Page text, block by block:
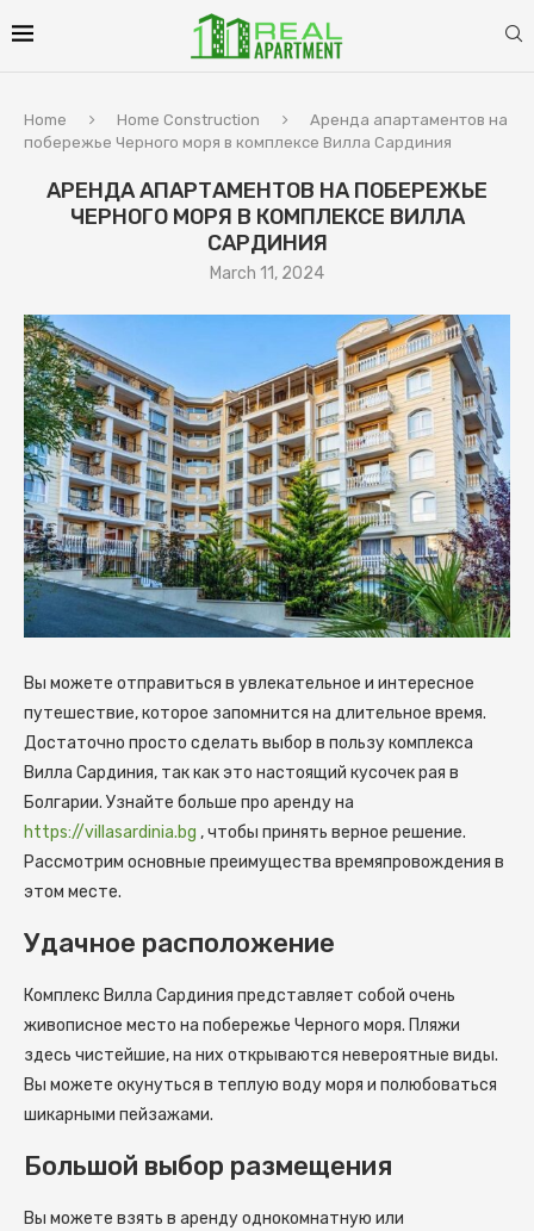
Home Home Construction
Аренда апартаментов на
побережье Черного моря в комплексе Вилла Сардиния
АРЕНДА АПАРТАМЕНТОВ НА ПОБЕРЕЖЬЕ
ЧЕРНОГО МОРЯ В КОМПЛЕКСЕ ВИЛЛА
САРДИНИЯ
March 11, 2024
Вы можете отправиться в увлекательное и интересное
путешествие, которое запомнится на длительное время.
Достаточно просто сделать выбор в пользу комплекса
Вилла Сардиния, так как это настоящий кусочек рая в
Болгарии. Узнайте больше про аренду на
https://villasardinia.bg , чтобы принять верное решение.
Рассмотрим основные преимущества времяпровождения в
этом месте.
Удачное расположение
Комплекс Вилла Сардиния представляет собой очень
живописное место на побережье Черного моря. Пляжи
здесь чистейшие, на них открываются невероятные виды.
Вы можете окунуться в теплую воду моря и полюбоваться
шикарными пейзажами.
Большой выбор размещения
Вы можете взять в аренду однокомнатную или